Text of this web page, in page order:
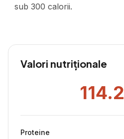
sub 300 calorii.
Valori nutriționale
114.2
Proteine